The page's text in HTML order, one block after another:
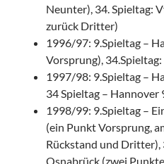
Neunter), 34. Spieltag:
zurück Dritter)
1996/97: 9.Spieltag –
Vorsprung),
1997/98: 9.Spieltag –
34 Spieltag – Hannover
1998/99: 9.Spieltag –
(ein Punkt Vorsprung,
Rückstand und Dritter),
Osnabrück (zwei